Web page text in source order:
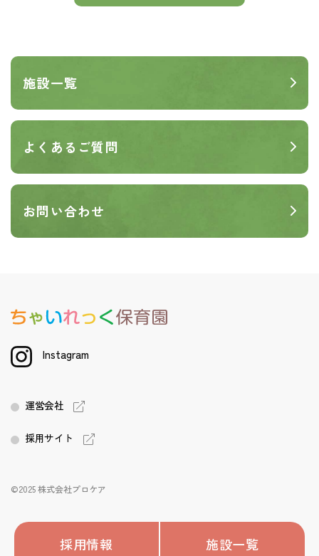
採用情報 施設一覧
施設一覧
よくあるご質問
お問い合わせ
Instagram
©2025 株式会社プロケア
運営会社
採用サイト